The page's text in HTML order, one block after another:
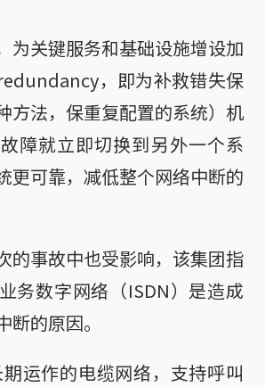
为关键服务和基础设施增设加
，即为补救错失保
方法，保重复配置的系统）机
障就立即切换到另外一个系
更可靠，减低整个网络中断的
的事故中也受影响，该集团指
务数字网络（ISDN）是造成
的原因。
运作的电缆网络，支持呼叫